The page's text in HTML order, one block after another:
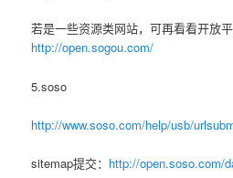
若是一些资源类网站，可再看看开放平
http://open.sogou.com/
5.soso
http://www.soso.com/help/usb/
sitemap提交： http://open.soso.com/